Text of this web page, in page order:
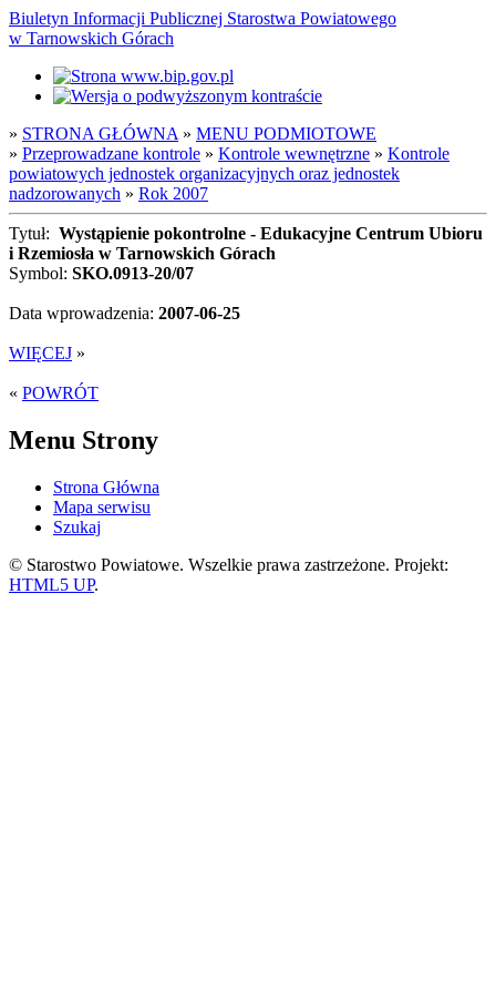
Biuletyn Informacji Publicznej Starostwa Powiatowego
w Tarnowskich Górach
» STRONA GŁÓWNA » MENU PODMIOTOWE
» Przeprowadzane kontrole » Kontrole wewnętrzne » Kontrole
powiatowych jednostek organizacyjnych oraz jednostek
nadzorowanych » Rok 2007
Tytuł: Wystąpienie pokontrolne - Edukacyjne Centrum Ubioru
i Rzemiosła w Tarnowskich Górach
Symbol: SKO.0913-20/07
Data wprowadzenia: 2007-06-25
WIĘCEJ »
« POWRÓT
Menu Strony
Strona Główna
Mapa serwisu
Szukaj
© Starostwo Powiatowe. Wszelkie prawa zastrzeżone. Projekt:
HTML5 UP.